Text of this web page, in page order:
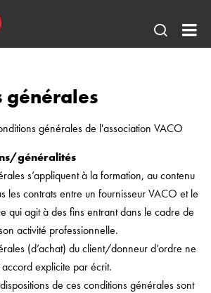
Ouvrir
générales
générales de l'association VACO
généralités
s’appliquent à la formation, au contenu
les contrats entre un fournisseur VACO et le
qui agit à des fins entrant dans le cadre de
activité professionnelle.
(d’achat) du client/donneur d’ordre ne
accord explicite par écrit.
de ces conditions générales sont